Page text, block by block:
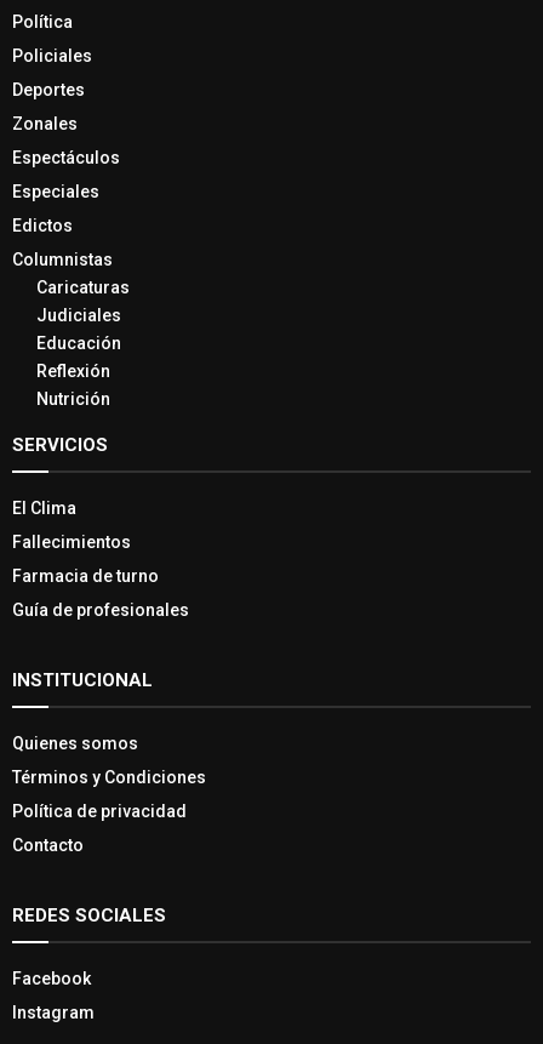
Política
Policiales
Deportes
Zonales
Espectáculos
Especiales
Edictos
Columnistas
Caricaturas
Judiciales
Educación
Reflexión
Nutrición
SERVICIOS
El Clima
Fallecimientos
Farmacia de turno
Guía de profesionales
INSTITUCIONAL
Quienes somos
Términos y Condiciones
Política de privacidad
Contacto
REDES SOCIALES
Facebook
Instagram